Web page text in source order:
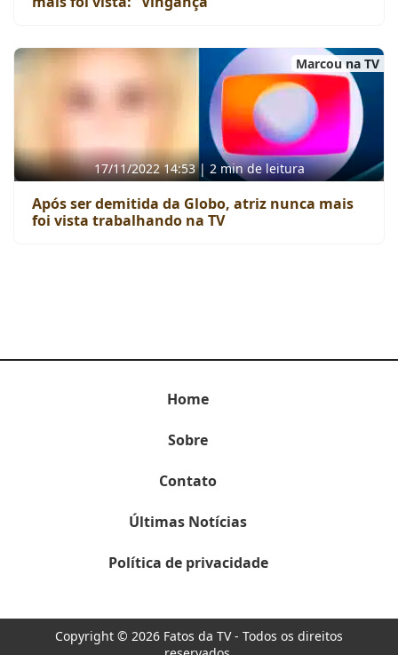
Marcou na TV
17/11/2022 14:53 | 2 min de leitura
Após ser demitida da Globo, atriz nunca mais
foi vista trabalhando na TV
Home
Sobre
Contato
Últimas Notícias
Política de privacidade
Copyright © 2026 Fatos da TV - Todos os direitos